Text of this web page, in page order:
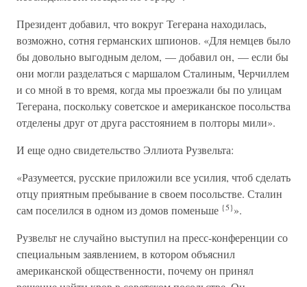
Президент добавил, что вокруг Тегерана находилась,
возможно, сотня германских шпионов. «Для немцев было
бы довольно выгодным делом, — добавил он, — если бы
они могли разделаться с маршалом Сталиным, Черчиллем
и со мной в то время, когда мы проезжали бы по улицам
Тегерана, поскольку советское и американское посольства
отделены друг от друга расстоянием в полторы мили».
И еще одно свидетельство Эллиота Рузвельта:
«Разумеется, русские приложили все усилия, чтоб сделать
отцу приятным пребывание в своем посольстве. Сталин
сам поселился в одном из домов поменьше {5}».
Рузвельт не случайно выступил на пресс-конференции со
специальным заявлением, в котором объяснил
американской общественности, почему он принял